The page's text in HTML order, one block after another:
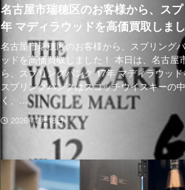
名古屋市瑞穂区のお客様から、ス
年 マディラウッドを高価買取しま
名古屋市瑞穂区のお客様から、スプリング
ッドを高価買取しました！ 本日は、名古屋
ら、スプリングバンク 17年 マディラウッ
スプリングバンクはスコッチウイスキーの
く、...
2026年2月18日